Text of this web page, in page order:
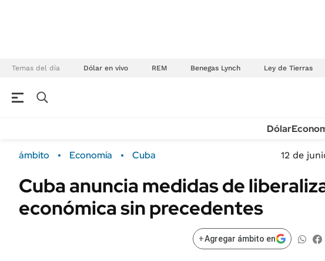
Temas del día Dólar en vivo REM Benegas Lynch Ley de Tierras
Campo
FINANZAS
Sustentabilidad
POLÍTICA
Dólar
ámbito Economía Cuba 12 de
Cuba anuncia medidas de
económica sin precedentes
+Agregar ámbito en